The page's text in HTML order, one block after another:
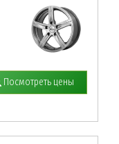
Посмотреть цены